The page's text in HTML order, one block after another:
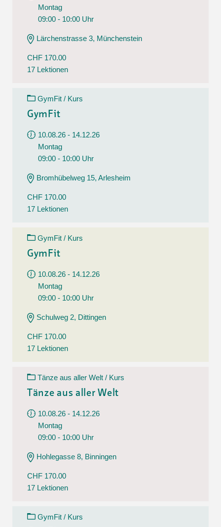
Montag
09:00 - 10:00 Uhr
Lärchenstrasse 3, Münchenstein
CHF 170.00
17 Lektionen
GymFit / Kurs
GymFit
10.08.26 - 14.12.26
Montag
09:00 - 10:00 Uhr
Bromhübelweg 15, Arlesheim
CHF 170.00
17 Lektionen
GymFit / Kurs
GymFit
10.08.26 - 14.12.26
Montag
09:00 - 10:00 Uhr
Schulweg 2, Dittingen
CHF 170.00
17 Lektionen
Tänze aus aller Welt / Kurs
Tänze aus aller Welt
10.08.26 - 14.12.26
Montag
09:00 - 10:00 Uhr
Hohlegasse 8, Binningen
CHF 170.00
17 Lektionen
GymFit / Kurs